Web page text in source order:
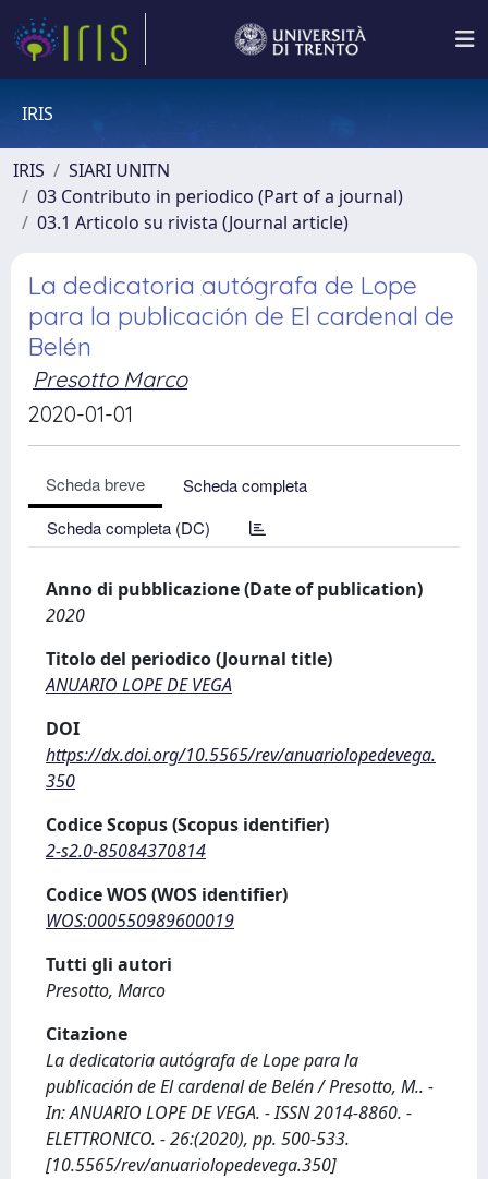
IRIS
IRIS
SIARI UNITN
03 Contributo in periodico (Part of a journal)
03.1 Articolo su rivista (Journal article)
La dedicatoria autógrafa de Lope
para la publicación de El cardenal de
Belén
Presotto Marco
2020-01-01
Scheda breve
Scheda completa
Scheda completa (DC)
Anno di pubblicazione (Date of publication)
2020
Titolo del periodico (Journal title)
ANUARIO LOPE DE VEGA
DOI
https://dx.doi.org/10.5565/rev/anuariolopedevega.
350
Codice Scopus (Scopus identifier)
2-s2.0-85084370814
Codice WOS (WOS identifier)
WOS:000550989600019
Tutti gli autori
Presotto, Marco
Citazione
La dedicatoria autógrafa de Lope para la
publicación de El cardenal de Belén / Presotto, M.. -
In: ANUARIO LOPE DE VEGA. - ISSN 2014-8860. -
ELETTRONICO. - 26:(2020), pp. 500-533.
[10.5565/rev/anuariolopedevega.350]